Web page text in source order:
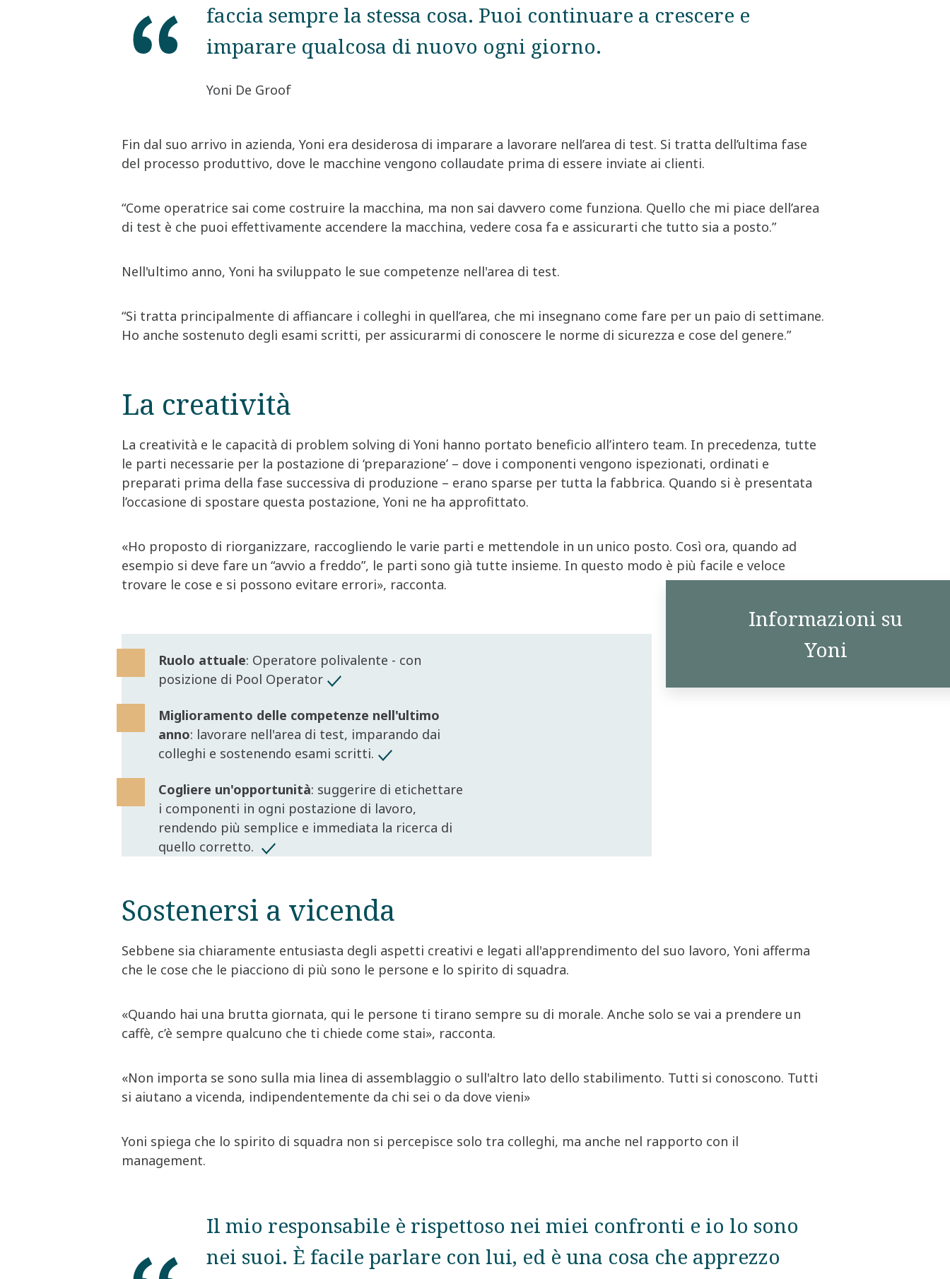
faccia sempre la stessa cosa. Puoi continuare a crescere e
imparare qualcosa di nuovo ogni giorno.
Yoni De Groof
Fin dal suo arrivo in azienda, Yoni era desiderosa di imparare a lavorare nell’area di test. Si tratta dell’ultima fase
del processo produttivo, dove le macchine vengono collaudate prima di essere inviate ai clienti.
“Come operatrice sai come costruire la macchina, ma non sai davvero come funziona. Quello che mi piace dell’area
di test è che puoi effettivamente accendere la macchina, vedere cosa fa e assicurarti che tutto sia a posto.”
Nell'ultimo anno, Yoni ha sviluppato le sue competenze nell'area di test.
“Si tratta principalmente di affiancare i colleghi in quell’area, che mi insegnano come fare per un paio di settimane.
Ho anche sostenuto degli esami scritti, per assicurarmi di conoscere le norme di sicurezza e cose del genere.”
La creatività
La creatività e le capacità di problem solving di Yoni hanno portato beneficio all’intero team. In precedenza, tutte
le parti necessarie per la postazione di ‘preparazione’ – dove i componenti vengono ispezionati, ordinati e
preparati prima della fase successiva di produzione – erano sparse per tutta la fabbrica. Quando si è presentata
l’occasione di spostare questa postazione, Yoni ne ha approfittato.
«Ho proposto di riorganizzare, raccogliendo le varie parti e mettendole in un unico posto. Così ora, quando ad
esempio si deve fare un “avvio a freddo”, le parti sono già tutte insieme. In questo modo è più facile e veloce
trovare le cose e si possono evitare errori», racconta.
Ruolo attuale: Operatore polivalente - con
posizione di Pool Operator
Miglioramento delle competenze nell'ultimo
anno: lavorare nell'area di test, imparando dai
colleghi e sostenendo esami scritti.
Cogliere un'opportunità: suggerire di etichettare
i componenti in ogni postazione di lavoro,
rendendo più semplice e immediata la ricerca di
quello corretto.
Informazioni su
Yoni
Sostenersi a vicenda
Sebbene sia chiaramente entusiasta degli aspetti creativi e legati all'apprendimento del suo lavoro, Yoni afferma
che le cose che le piacciono di più sono le persone e lo spirito di squadra.
«Quando hai una brutta giornata, qui le persone ti tirano sempre su di morale. Anche solo se vai a prendere un
caffè, c’è sempre qualcuno che ti chiede come stai», racconta.
«Non importa se sono sulla mia linea di assemblaggio o sull'altro lato dello stabilimento. Tutti si conoscono. Tutti
si aiutano a vicenda, indipendentemente da chi sei o da dove vieni»
Yoni spiega che lo spirito di squadra non si percepisce solo tra colleghi, ma anche nel rapporto con il
management.
Il mio responsabile è rispettoso nei miei confronti e io lo sono
nei suoi. È facile parlare con lui, ed è una cosa che apprezzo